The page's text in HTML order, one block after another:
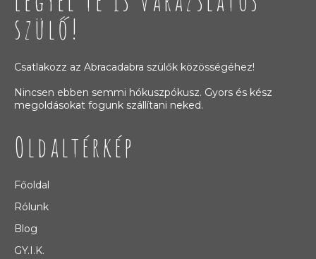
szülő!
Csatlakozz az Abracadabra szülők közösségéhez!
Nincsen ebben semmi hókuszpókusz. Gyors és kész
megoldásokat fogunk szállítani neked.
Oldaltérkép
Főoldal
Rólunk
Blog
GY.I.K.